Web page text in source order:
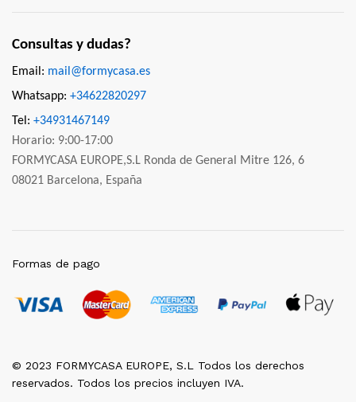
Consultas y dudas?
Email: mail@formycasa.es
Whatsapp: +34622820297
Tel: +34931467149
Horario: 9:00-17:00
FORMYCASA EUROPE,S.L Ronda de General Mitre 126, 6
08021 Barcelona, España
© 2023 FORMYCASA EUROPE, S.L Todos los derechos
reservados. Todos los precios incluyen IVA.
Formas de pago